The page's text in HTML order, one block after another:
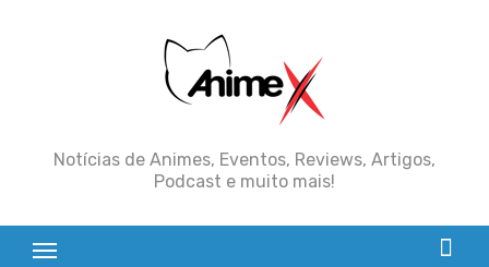
Notícias de Animes, Eventos, Reviews, Artigos,
Podcast e muito mais!